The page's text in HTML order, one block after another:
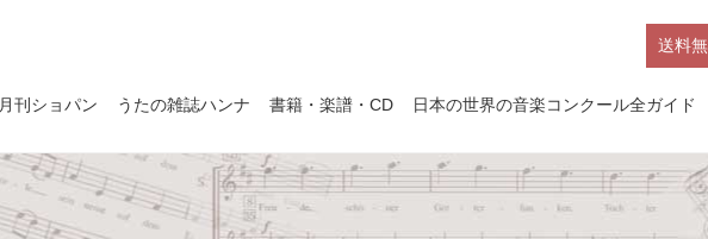
送料
月刊ショパン うたの雑誌ハンナ 書籍・楽譜・CD 日本の世界の音楽コンクール全ガイド